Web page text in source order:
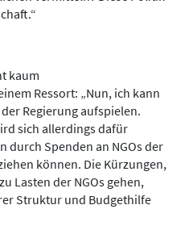
kaum
Ressort: „Nun, ich kann
Regierung aufspielen.
sich allerdings dafür
durch Spenden an NGOs der
können. Die Kürzungen,
Lasten der NGOs gehen,
Struktur und Budgethilfe